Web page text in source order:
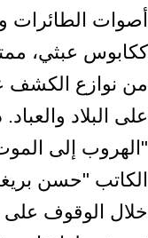
أصوات الطائرات
ككابوس عبثي،
من نوازع الكشف
على البلاد
"الهروب إلى
الكاتب "حسن
خلال الوقوف على